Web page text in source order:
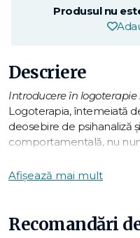
Produsul nu
Descriere
Introducere în
Logoterapia, întemeiată
deosebire de psihanaliză
comportamentală, nu
frustrării nevoii specific
constituie, în viziunea lui
Afișează mai mult
Recomandări